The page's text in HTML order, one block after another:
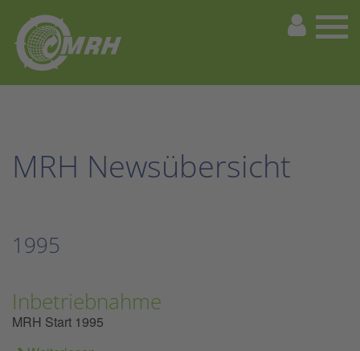
MRH Newsübersicht
1995
Inbetriebnahme
MRH Start 1995